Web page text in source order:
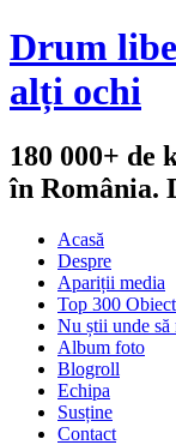
Drum
alți ochi
180 000+ de
în România.
Acasă
Despre
Apariții media
Top 300
Nu știi unde să
Album foto
Blogroll
Echipa
Susține
Contact